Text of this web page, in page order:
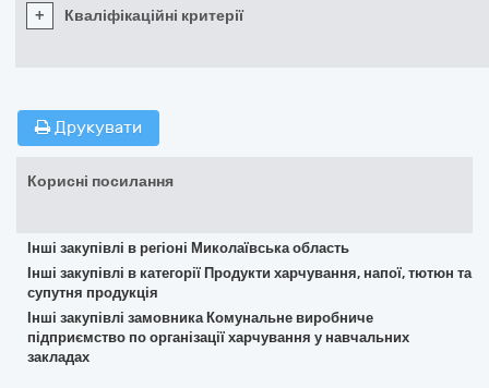
+ Кваліфікаційні критерії
Друкувати
Корисні посилання
Інші закупівлі в регіоні Миколаївська область
Інші закупівлі в категорії Продукти харчування, напої, тютюн та
супутня продукція
Інші закупівлі замовника Комунальне виробниче
підприємство по організації харчування у навчальних
закладах